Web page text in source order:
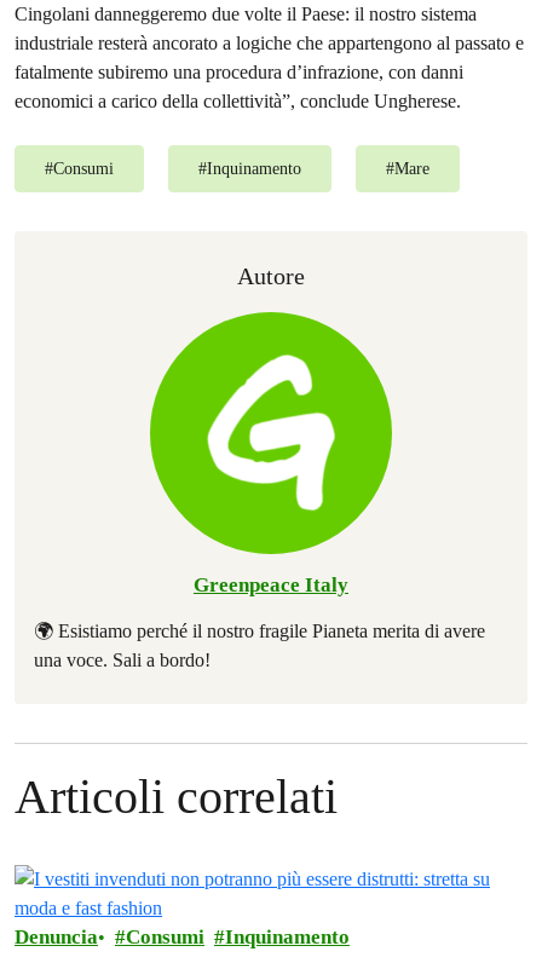
Cingolani danneggeremo due volte il Paese: il nostro sistema
industriale resterà ancorato a logiche che appartengono al passato e
fatalmente subiremo una procedura d’infrazione, con danni
economici a carico della collettività”, conclude Ungherese.
#Consumi #Inquinamento #Mare
Autore
Greenpeace Italy
🌍 Esistiamo perché il nostro fragile Pianeta merita di avere
una voce. Sali a bordo!
Articoli correlati
Denuncia Consumi Inquinamento